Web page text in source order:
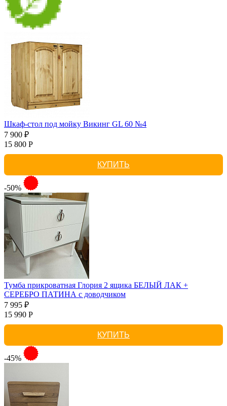
Шкаф-стол под мойку Викинг GL 60 №4
7 900 ₽
15 800 Р
КУПИТЬ
-50%
Тумба прикроватная Глория 2 ящика БЕЛЫЙ ЛАК +
СЕРЕБРО ПАТИНА с доводчиком
7 995 ₽
15 990 Р
КУПИТЬ
-45%